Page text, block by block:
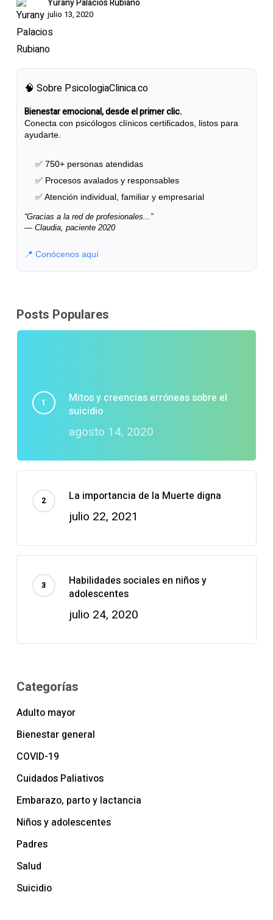
Yurany Palacios Rubiano
julio 13, 2020
🧠 Sobre PsicologiaClinica.co
Bienestar emocional, desde el primer clic.
Conecta con psicólogos clínicos certificados, listos para
ayudarte.
✅ 750+ personas atendidas
✅ Procesos avalados y responsables
✅ Atención individual, familiar y empresarial
“Gracias a la red de profesionales...”
— Claudia, paciente 2020
📍 Conócenos aquí
Posts Populares
Mitos y creencias erróneas sobre el
suicidio
agosto 14, 2020
La importancia de la Muerte digna
julio 22, 2021
Habilidades sociales en niños y
adolescentes
julio 24, 2020
Categorías
Adulto mayor
Bienestar general
COVID-19
Cuidados Paliativos
Embarazo, parto y lactancia
Niños y adolescentes
Padres
Salud
Suicidio